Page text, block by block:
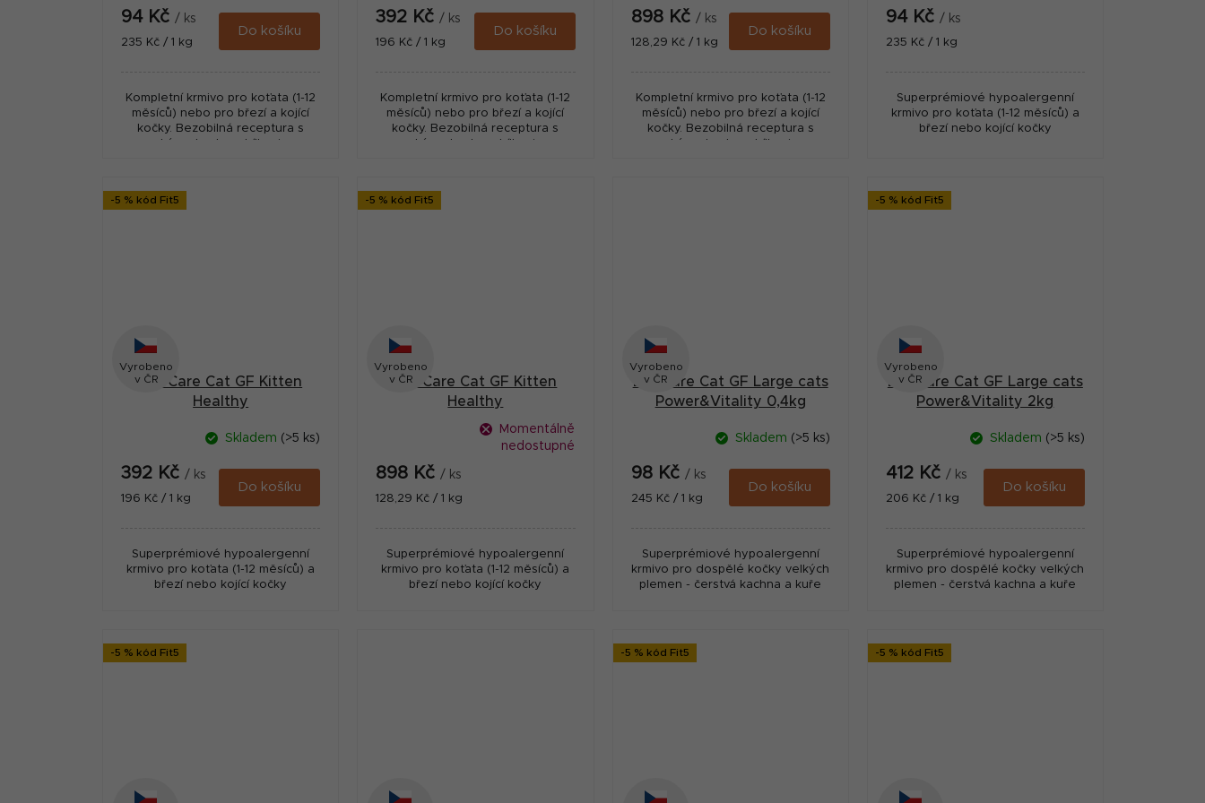
94 Kč / ks
Měrná
235 Kč / 1 kg
Do košíku
Kompletní krmivo pro koťata (1-12
měsíců) nebo pro březí a kojící
kočky. Bezobilná receptura s
vysokým obsahem bílkovin a s
392 Kč / ks
Měrná
196 Kč / 1 kg
Do košíku
Kompletní krmivo pro koťata (1-12
měsíců) nebo pro březí a kojící
kočky. Bezobilná receptura s
vysokým obsahem bílkovin a s
898 Kč / ks
Měrná
128,29 Kč / 1 kg
Do košíku
Kompletní krmivo pro koťata (1-12
měsíců) nebo pro březí a kojící
kočky. Bezobilná receptura s
vysokým obsahem bílkovin a s
94 Kč / ks
Měrná
235 Kč / 1 kg
Superprémiové hypoalergenní
krmivo pro koťata (1-12 měsíců) a
březí nebo kojící kočky
Vyrobeno
v ČR
-5 % kód Fit5
Brit Care Cat GF Kitten
Healthy
Skladem (>5 ks)
392 Kč / ks
Měrná
196 Kč / 1 kg
Do košíku
Superprémiové hypoalergenní
krmivo pro koťata (1-12 měsíců) a
březí nebo kojící kočky
Vyrobeno
v ČR
-5 % kód Fit5
Brit Care Cat GF Kitten
Healthy
Growth&Development 7kg
Momentálně
nedostupné
898 Kč/ ks
Měrná
128,29 Kč / 1 kg
Superprémiové hypoalergenní
krmivo pro koťata (1-12 měsíců) a
březí nebo kojící kočky
Vyrobeno
v ČR
Brit Care Cat GF Large cats
Power&Vitality 0,4kg
Skladem (>5 ks)
98 Kč / ks
Měrná
245 Kč / 1 kg
Do košíku
Superprémiové hypoalergenní
krmivo pro dospělé kočky velkých
plemen - čerstvá kachna a kuře
Vyrobeno
v ČR
-5 % kód Fit5
Brit Care Cat GF Large cats
Power&Vitality 2kg
Skladem (>5 ks)
412 Kč / ks
Měrná
206 Kč / 1 kg
Do košíku
Superprémiové hypoalergenní
krmivo pro dospělé kočky velkých
plemen - čerstvá kachna a kuře
-5 % kód Fit5 -5 % kód Fit5 -5 % kód Fit5